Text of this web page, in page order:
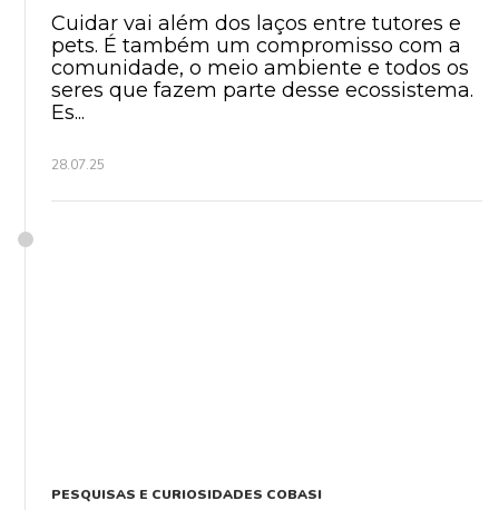
Cuidar vai além dos laços entre tutores e
pets. É também um compromisso com a
comunidade, o meio ambiente e todos os
seres que fazem parte desse ecossistema.
Es...
28.07.25
PESQUISAS E CURIOSIDADES COBASI